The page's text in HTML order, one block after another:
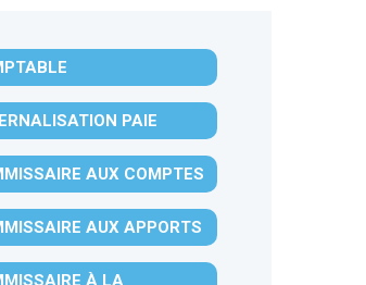
PAIE
AUX COMPTES
AUX APPORTS
À LA